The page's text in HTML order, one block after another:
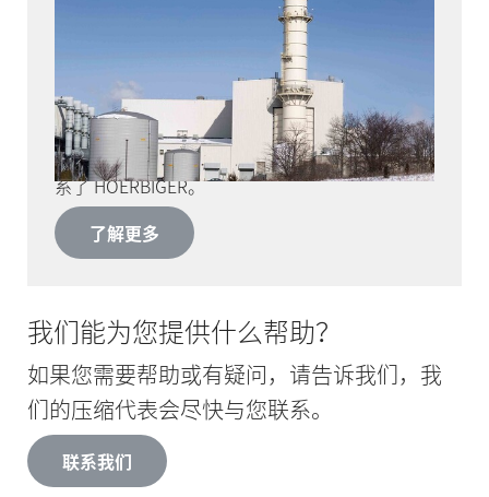
自 2000 年投产以来，蒂弗顿电力公司联合循环燃
气轮机发电厂一直为罗德岛和其他五个新英格兰
州的家庭和企业提供电力。2012 年，业主 Emera
Energy 决定启动一项大规模的维护和现代化计
划。经过深入的市场调研，Emera Energy 团队联
系了 HOERBIGER。
了解更多
我们能为您提供什么帮助？
如果您需要帮助或有疑问，请告诉我们，我
们的压缩代表会尽快与您联系。
联系我们